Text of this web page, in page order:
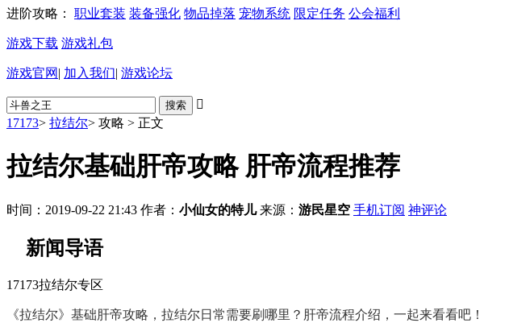
进阶攻略： 职业套装 装备强化 物品掉落 宠物系统 限定任务 公会福利
游戏下载 游戏礼包
游戏官网 | 加入我们| 游戏论坛

17173> 拉结尔> 攻略 > 正文
拉结尔基础肝帝攻略 肝帝流程推荐
时间：2019-09-22 21:43 作者： 小仙女的特儿 来源： 游民星空 手机订阅 神评论
新闻导语
17173拉结尔专区
《拉结尔》基础肝帝攻略，拉结尔日常需要刷哪里？肝帝流程介绍，一起来看看吧！